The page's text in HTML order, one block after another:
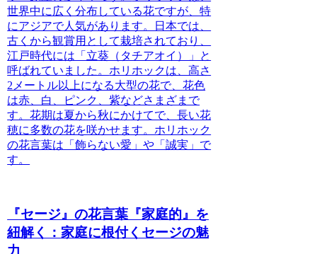
世界中に広く分布している花ですが、特
にアジアで人気があります。日本では、
古くから観賞用として栽培されており、
江戸時代には「立葵（タチアオイ）」と
呼ばれていました。 ホリホックは、高さ
2メートル以上になる大型の花で、花色
は赤、白、ピンク、紫などさまざまで
す。花期は夏から秋にかけてで、長い花
穂に多数の花を咲かせます。ホリホック
の花言葉は「飾らない愛」や「誠実」で
す。
『セージ』の花言葉『家庭的』を
紐解く：家庭に根付くセージの魅
力